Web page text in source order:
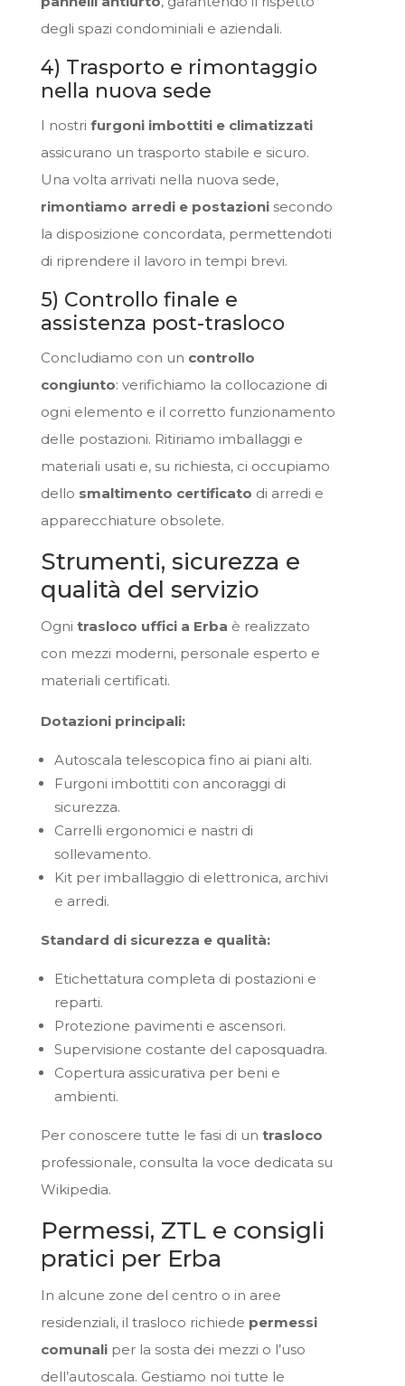
degli spazi condominiali e aziendali.
4) Trasporto e rimontaggio
nella nuova sede
I nostri furgoni imbottiti e climatizzati
assicurano un trasporto stabile e sicuro.
Una volta arrivati nella nuova sede,
rimontiamo arredi e postazionisecondo
la disposizione concordata, permettendoti
di riprendere il lavoro in tempi brevi.
5) Controllo finale e
assistenza post-trasloco
Concludiamo con un controllo
congiunto: verifichiamo la collocazione di
ogni elemento e il corretto funzionamento
delle postazioni. Ritiriamo imballaggi e
materiali usati e, su richiesta, ci occupiamo
dello smaltimento certificato di arredi e
apparecchiature obsolete.
Strumenti, sicurezza e
qualità del servizio
Ogni trasloco uffici a Erba è realizzato
con mezzi moderni, personale esperto e
materiali certificati.
Dotazioni principali:
Autoscala telescopica fino ai piani alti.
Furgoni imbottiti con ancoraggi di
sicurezza.
Carrelli ergonomici e nastri di
sollevamento.
Kit per imballaggio di elettronica, archivi
e arredi.
Standard di sicurezza e qualità:
Etichettatura completa di postazioni e
reparti.
Protezione pavimenti e ascensori.
Supervisione costante del caposquadra.
Copertura assicurativa per beni e
ambienti.
Per conoscere tutte le fasi di un trasloco
professionale, consulta la voce dedicata su
Wikipedia.
Permessi, ZTL e consigli
pratici per Erba
In alcune zone del centro o in aree
residenziali, il trasloco richiede permessi
comunaliper la sosta dei mezzi o l’uso
dell’autoscala. Gestiamo noi tutte le